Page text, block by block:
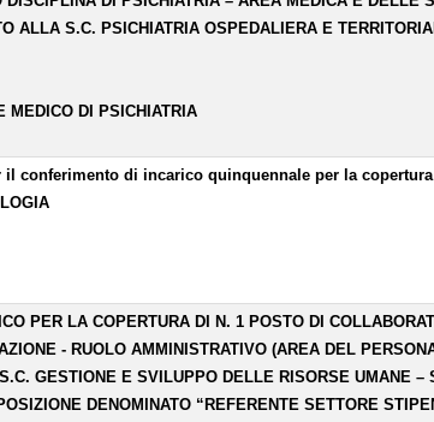
ALLA S.C. PSICHIATRIA OSPEDALIERA E
MEDICO DI PSICHIATRIA
conferimento di incarico quinquennale per la copertura
PER LA COPERTURA DI N. 1 POSTO DI
- RUOLO AMMINISTRATIVO (AREA DEL
GESTIONE E SVILUPPO DELLE RISORSE UMANE –
DENOMINATO “REFERENTE SETTORE